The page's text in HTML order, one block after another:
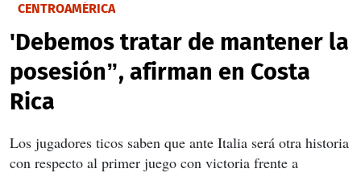
CENTROAMÉRICA
'Debemos tratar de mantener la
posesión”, afirman en Costa
Rica
Los jugadores ticos saben que ante Italia será otra historia
con respecto al primer juego con victoria frente a